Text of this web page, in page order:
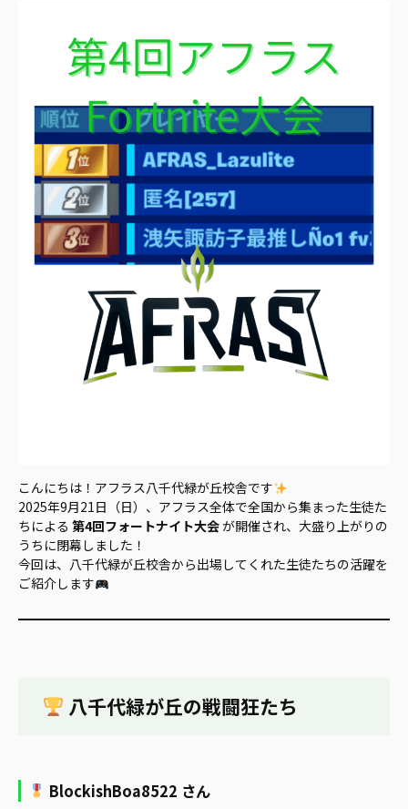
こんにちは！アフラス八千代緑が丘校舎です
2025年9月21日（日）、アフラス全体で全国から集まった生徒た
ちによる 第4回フォートナイト大会が開催され、大盛り上がりの
うちに閉幕しました！
今回は、八千代緑が丘校舎から出場してくれた生徒たちの活躍を
ご紹介します
八千代緑が丘の戦闘狂たち
BlockishBoa8522 さん